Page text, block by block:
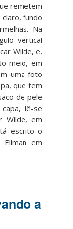
remetem
fundo
Na
vertical
Wilde, e,
meio, em
uma foto
que tem
de pele
lê-se
Wilde, em
escrito o
em
a